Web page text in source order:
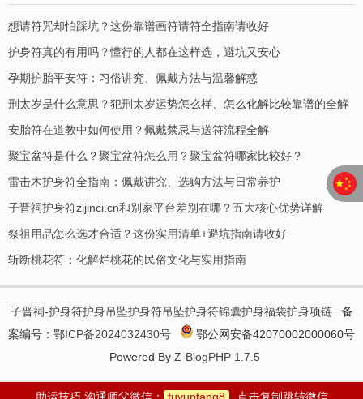
想请符咒却怕踩坑？这份靠谱画符请符全指南请收好
护身符真的有用吗？懂行的人都在这样选，避坑又安心
孕期护胎平安符：习俗讲究、佩戴方法与温馨解惑
刑太岁是什么意思？犯刑太岁运势怎么样、怎么化解比较靠谱的全解
安胎符在道教中如何使用？佩戴禁忌与送符流程全解
聚宝盆符是什么？聚宝盆符怎么用？聚宝盆符哪家比较好？
​雷击木护身符全指南：佩戴讲究、选购方法与日常养护
子晋祠护身符zijinci.cn和别家平台差别在哪？五大核心优势详解
祭祖用品怎么选才合适？这份实用清单+避坑指南请收好
斩断桃花符：化解烂桃花的民俗文化与实用指南
子晋祠-护身符护身吊坠护身符吊坠护身符锦囊护身福袋护身项链备
案编号： 鄂ICP备2024032430号
鄂公网安备42070002000060号
Powered By Z-BlogPHP 1.7.5